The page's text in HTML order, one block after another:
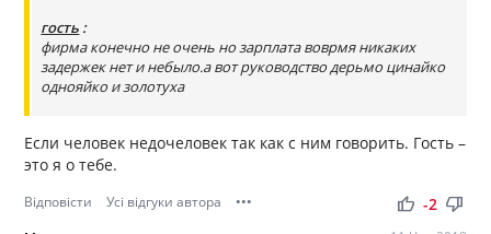
гость :
фирма конечно не очень но зарплата воврмя никаких
задержек нет и небыло.а вот руководство дерьмо цинайко
однояйко и золотуха
Если человек недочеловек так как с ним говорить. Гость –
это я о тебе.
Відповісти Усі відгуки автора ••• thumb_up thumb_down
-2